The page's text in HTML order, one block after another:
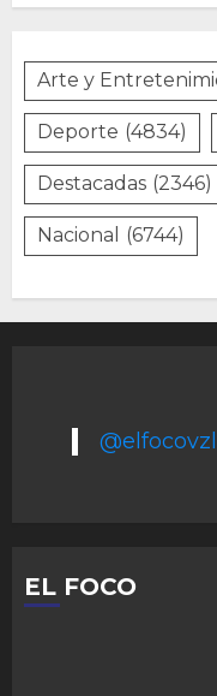
Arte y
Deporte (4834)
Destacadas (2346)
Nacional (6744)
EL FOCO